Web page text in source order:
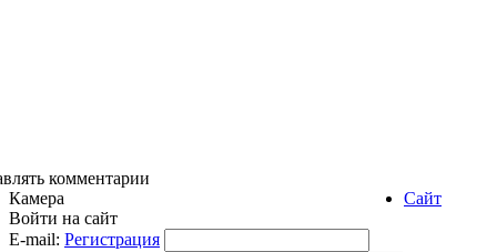
комментарии
Камера
Войти на сайт
E-mail: Регистрация
Сайт